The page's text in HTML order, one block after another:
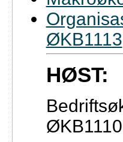
ØKB1113
HØST:
ØKB1110